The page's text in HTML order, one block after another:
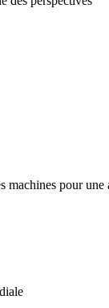
machines pour une